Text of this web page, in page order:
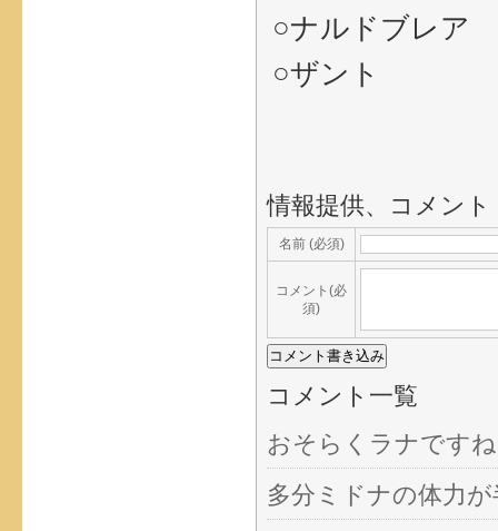
○ナルドブレア
○ザント
情報提供、コメント
名前 (必須)
コメント(必
須)
コメント一覧
おそらくラナです
多分ミドナの体力